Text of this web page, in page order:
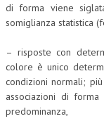
di forma viene
somiglianza statistica
– risposte con
colore è unico
condizioni normali;
associazioni di
predominanza,